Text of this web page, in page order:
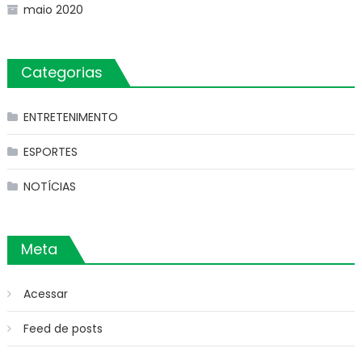
maio 2020
Categorias
ENTRETENIMENTO
ESPORTES
NOTÍCIAS
Meta
Acessar
Feed de posts